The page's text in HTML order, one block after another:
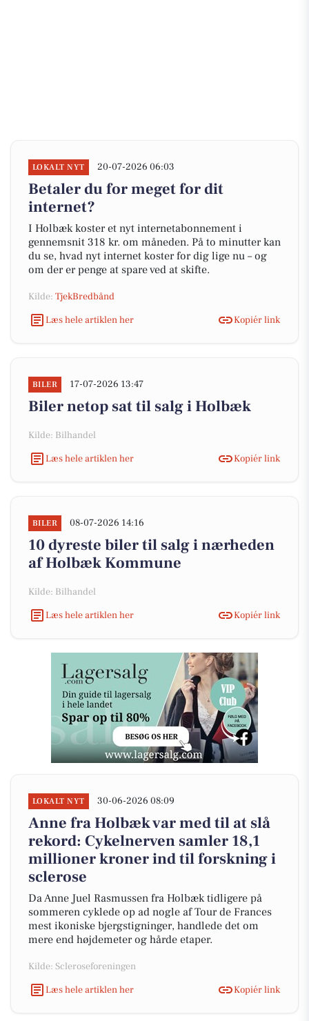
LOKALT NYT 20-07-2026 06:03
Betaler du for meget for dit
internet?
I Holbæk koster et nyt internetabonnement i
gennemsnit 318 kr. om måneden. På to minutter kan
du se, hvad nyt internet koster for dig lige nu – og
om der er penge at spare ved at skifte.
Kilde: TjekBredbånd
Læs hele artiklen her
Kopiér link
BILER 17-07-2026 13:47
Biler netop sat til salg i Holbæk
Kilde: Bilhandel
Læs hele artiklen her
Kopiér link
BILER 08-07-2026 14:16
10 dyreste biler til salg i nærheden
af Holbæk Kommune
Kilde: Bilhandel
Læs hele artiklen her
Kopiér link
LOKALT NYT 30-06-2026 08:09
Anne fra Holbæk var med til at slå
rekord: Cykelnerven samler 18,1
millioner kroner ind til forskning i
sclerose
Da Anne Juel Rasmussen fra Holbæk tidligere på
sommeren cyklede op ad nogle af Tour de Frances
mest ikoniske bjergstigninger, handlede det om
mere end højdemeter og hårde etaper.
Kilde: Scleroseforeningen
Læs hele artiklen her
Kopiér link